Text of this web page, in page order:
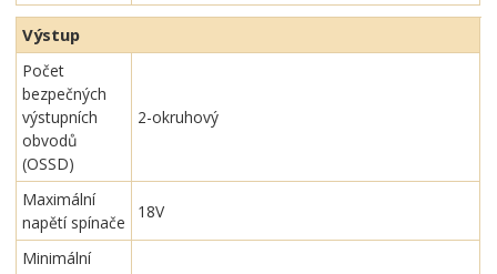
Výstup
Počet
bezpečných
výstupních
obvodů
(OSSD)
2-okruhový
Maximální
napětí spínače
18V
Minimální